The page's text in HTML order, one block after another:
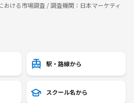
ける市場調査 / 調査機関：日本マーケティ
駅・路線から
スクール名から